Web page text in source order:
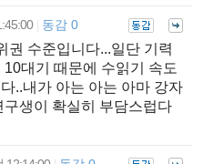
동감 0
권 수준입니다...일단 기력
대기 때문에 수읽기 속도
..내가 아는 아는 아마 강자
생이 확실히 부담스럽다